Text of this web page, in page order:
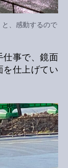
、感動するので
事で、鏡面
を仕上げてい